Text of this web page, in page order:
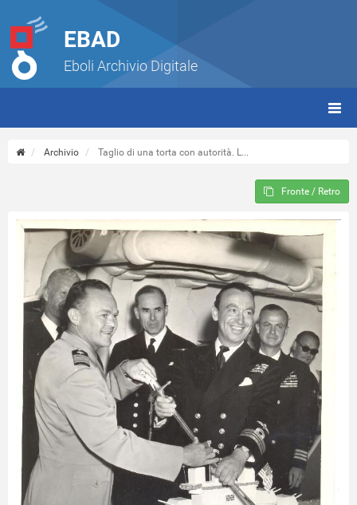
EBAD
Eboli Archivio Digitale
Archivio Taglio di una torta con autorità. L...
Fronte / Retro